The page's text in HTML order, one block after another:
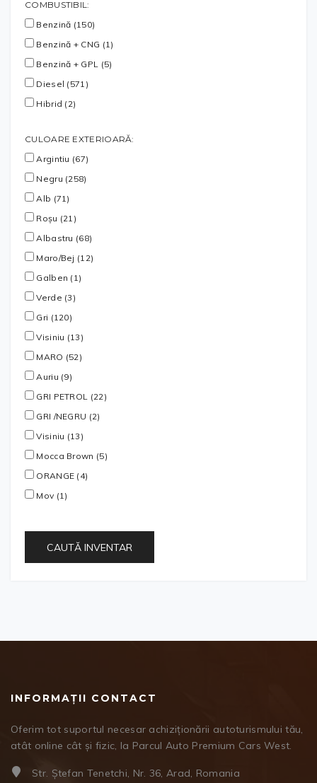
COMBUSTIBIL:
Benzină (150)
Benzină + CNG (1)
Benzină + GPL (5)
Diesel (571)
Hibrid (2)
CULOARE EXTERIOARĂ:
Argintiu (67)
Negru (258)
Alb (71)
Roșu (21)
Albastru (68)
Maro/Bej (12)
Galben (1)
Verde (3)
Gri (120)
Visiniu (13)
MARO (52)
Auriu (9)
GRI PETROL (22)
GRI /NEGRU (2)
Visiniu (13)
Mocca Brown (5)
ORANGE (4)
Mov (1)
CAUTĂ INVENTAR
INFORMAȚII CONTACT
Oferim tot suportul necesar achiziționării autoturismului tău,
atât online cât și fizic, la Parcul Auto Premium Cars West.
Str. Ștefan Tenetchi, Nr. 36, Arad, Romania